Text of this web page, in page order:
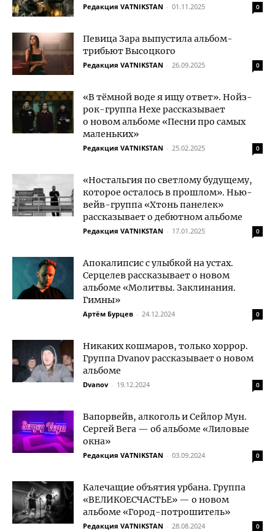
Редакция VATNIKSTAN - 01.11.2025 0
Певица Зара выпустила альбом-
трибьют Высоцкого
Редакция VATNIKSTAN - 26.09.2025 0
«В тёмной воде я ищу ответ». Нойз-
рок-группа Hexe рассказывает
о новом альбоме «Песни про самых
маленьких»
Редакция VATNIKSTAN - 25.02.2025 0
«Ностальгия по светлому будущему,
которое осталось в прошлом». Нью-
вейв-группа «Хтонь панелек»
рассказывает о дебютном альбоме
Редакция VATNIKSTAN - 17.01.2025 0
Апокалипсис с улыбкой на устах.
Серцелев рассказывает о новом
альбоме «Молитвы. Заклинания.
Гимны»
Артём Бурцев - 24.12.2024 0
Никаких кошмаров, только хоррор.
Группа Dvanov рассказывает о новом
альбоме
Dvanov - 19.12.2024 0
Вапорвейв, алкоголь и Сейлор Мун.
Сергей Вега — об альбоме «Лиловые
окна»
Редакция VATNIKSTAN - 03.09.2024 0
Калечащие объятия урбана. Группа
«ВЕЛИКОЕСЧАСТЬЕ» — о новом
альбоме «Город-потрошитель»
Редакция VATNIKSTAN - 28.08.2024 0